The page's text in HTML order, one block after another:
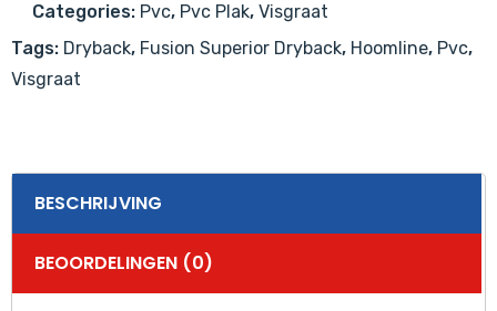
aantal
Categories: Pvc, Pvc Plak, Visgraat
Tags: Dryback, Fusion Superior Dryback, Hoomline, Pvc,
Visgraat
BESCHRIJVING
BEOORDELINGEN (0)